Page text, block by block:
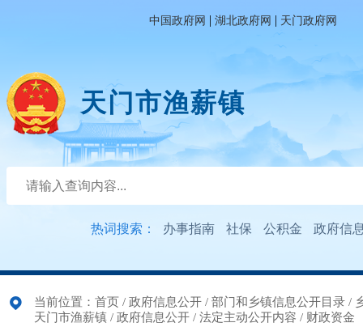
中国政府网 | 湖北政府网 | 天门政府网
天门市渔薪镇
热词搜索： 办事指南 社保 公积金 政府信
当前位置： 首页 / 政府信息公开 / 部门和乡镇信息公开目录 /
天门市渔薪镇 / 政府信息公开 / 法定主动公开内容 / 财政资金